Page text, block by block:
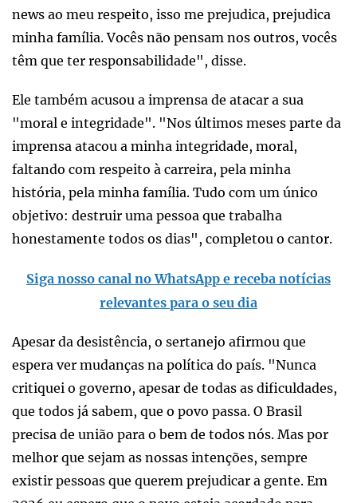
news ao meu respeito, isso me prejudica, prejudica
minha família. Vocês não pensam nos outros, vocês
têm que ter responsabilidade", disse.
Ele também acusou a imprensa de atacar a sua
"moral e integridade". "Nos últimos meses parte da
imprensa atacou a minha integridade, moral,
faltando com respeito à carreira, pela minha
história, pela minha família. Tudo com um único
objetivo: destruir uma pessoa que trabalha
honestamente todos os dias", completou o cantor.
Siga nosso canal no WhatsApp e receba notícias
relevantes para o seu dia
Apesar da desistência, o sertanejo afirmou que
espera ver mudanças na política do país. "Nunca
critiquei o governo, apesar de todas as dificuldades,
que todos já sabem, que o povo passa. O Brasil
precisa de união para o bem de todos nós. Mas por
melhor que sejam as nossas intenções, sempre
existir pessoas que querem prejudicar a gente. Em